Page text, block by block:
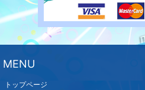
MENU
トップページ